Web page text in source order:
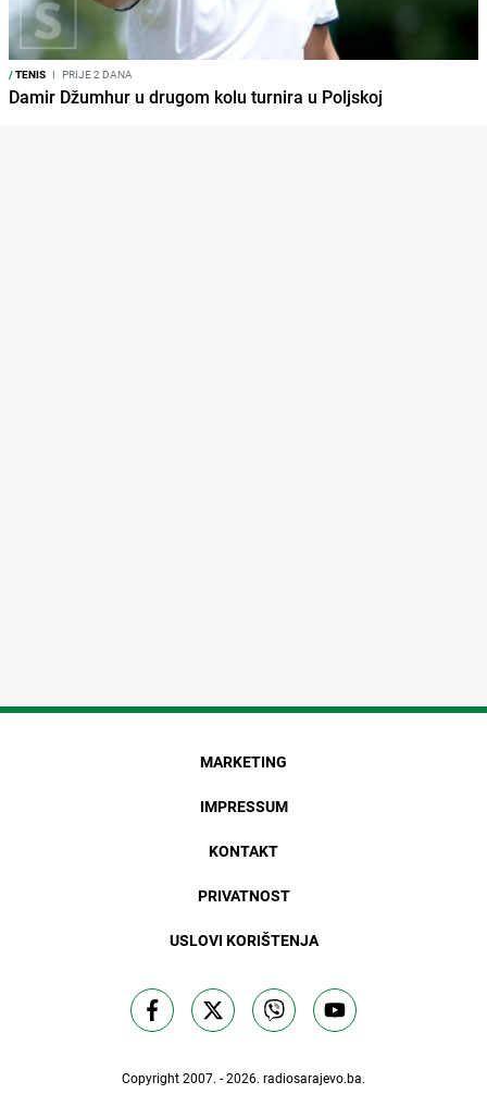
/TENIS I PRIJE 2 DANA
Damir Džumhur u drugom kolu turnira u Poljskoj
MARKETING
IMPRESSUM
KONTAKT
PRIVATNOST
USLOVI KORIŠTENJA
Copyright 2007. - 2026. radiosarajevo.ba.